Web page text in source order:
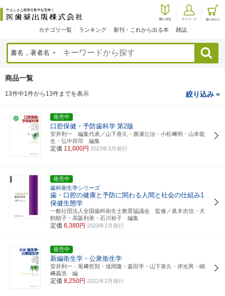
カテゴリ一覧 ランキング 新刊・これから出る本 雑誌
検索
商品一覧
13件中1件から13件までを表示 絞り込み »
発売中
口腔保健・予防歯科学 第2版
安井利一 編集代表／山下喜久・廣瀬公治・小松﨑明・山本龍
生・弘中祥司 編集
定価 11,000円 2023年3月発行
発売中
歯科衛生学シリーズ
歯・口腔の健康と予防に関わる人間と社会の仕組み1
保健生態学
一般社団法人全国歯科衛生士教育協議会 監修／眞木吉信・犬
飼順子・高阪利美・石川裕子 編集
定価 6,380円 2023年2月発行
発売中
新編衛生学・公衆衛生学
安井利一・尾﨑哲則・埴岡隆・森田学・山下喜久・岸光男・嶋
﨑義浩 編
定価 8,250円 2021年2月発行